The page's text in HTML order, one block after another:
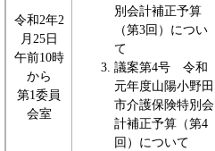
令和2年2
月25日
午前10時
から
第1委員
会室
別会計補正予算
（第3回）につい
て
議案第4号 令和
元年度山陽小野田
市介護保険特別会
計補正予算（第4
回）について